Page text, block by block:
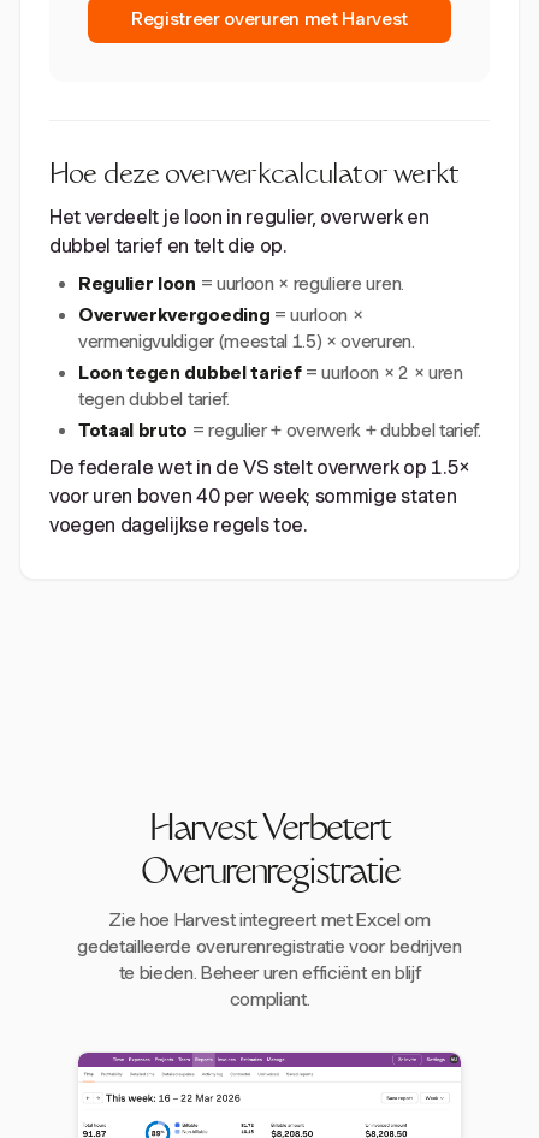
Registreer overuren met Harvest
Hoe deze overwerkcalculator werkt
Het verdeelt je loon in regulier, overwerk en
dubbel tarief en telt die op.
Regulier loon = uurloon × reguliere uren.
Overwerkvergoeding = uurloon ×
vermenigvuldiger (meestal 1.5) × overuren.
Loon tegen dubbel tarief= uurloon × 2 × uren
tegen dubbel tarief.
Totaal bruto = regulier + overwerk + dubbel tarief.
De federale wet in de VS stelt overwerk op 1.5×
voor uren boven 40 per week; sommige staten
voegen dagelijkse regels toe.
Harvest Verbetert
Overurenregistratie
Zie hoe Harvest integreert met Excel om
gedetailleerde overurenregistratie voor bedrijven
te bieden. Beheer uren efficiënt en blijf
compliant.